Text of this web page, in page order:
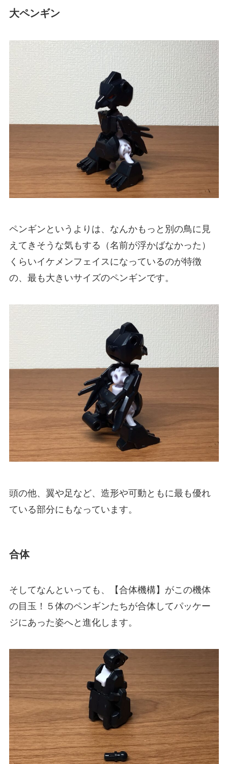
大ペンギン
ペンギンというよりは、なんかもっと別の鳥に見
えてきそうな気もする（名前が浮かばなかった）
くらいイケメンフェイスになっているのが特徴
の、最も大きいサイズのペンギンです。
頭の他、翼や足など、造形や可動ともに最も優れ
ている部分にもなっています。
合体
そしてなんといっても、【合体機構】がこの機体
の目玉！５体のペンギンたちが合体してパッケー
ジにあった姿へと進化します。